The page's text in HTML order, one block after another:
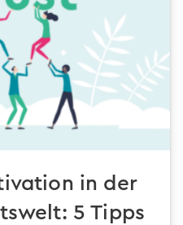
in der
5 Tipps